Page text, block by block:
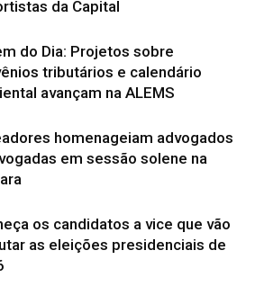
da Capital
do Dia: Projetos sobre
tributários e calendário
avançam na ALEMS
homenageiam advogados
em sessão solene na
os candidatos a vice que vão
as eleições presidenciais de